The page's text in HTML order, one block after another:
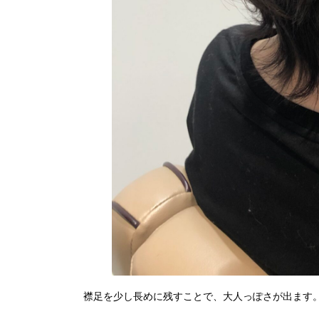
襟足を少し長めに残すことで、大人っぽさが出ます